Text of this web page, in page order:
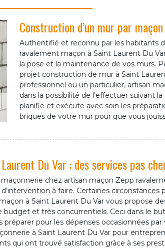
Construction d’un mur par
Authentifié et reconnu par les habitants
ravalement maçon à Saint Laurent Du
la pose et la maintenance de vos murs.
projet construction de mur à Saint
professionnel ou un particulier, artisan
dans la possibilité de l’effectuer suivant
planifie et exécute avec soin les
briques de votre mur pour que vous
Du Var : des services pas
chez artisan maçon Zepp
à faire. Certaines
à Saint Laurent Du Var vous propose
budget et très concurrentiels. Ceci dans le
pour les dépenses occasionnées par
à Saint Laurent Du Var pour
qui ont trouvé satisfaction grâce à ses